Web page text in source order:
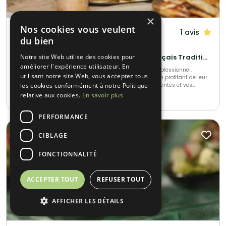
Le Maydane Avs 1 avis
Clamart (92)
Gastronomique • Cuisine régionale • Français Traditionnel
LE MAYDANE organise tout type d’événement privé ou professionnel.
Passionné et expérimenté, il vous propose de réaliser, en profitant de leur
savoir-faire, vos repas halals. Il répond à toutes vos attentes et vos
exigences, proposant une cuisine française à base de produits frais. Venez
les découvrir, directement dans leur restaurant.
10-1000 • 10€ / pers min.
Éco-responsable 🌱
×
Nos cookies vous veulent
du bien
Notre site Web utilise des cookies pour
améliorer l'expérience utilisateur. En
utilisant notre site Web, vous acceptez tous
les cookies conformément à notre Politique
relative aux cookies. En savoir plus
PERFORMANCE
CIBLAGE
FONCTIONNALITÉ
ACCEPTER TOUT REFUSER TOUT
AFFICHER LES DÉTAILS